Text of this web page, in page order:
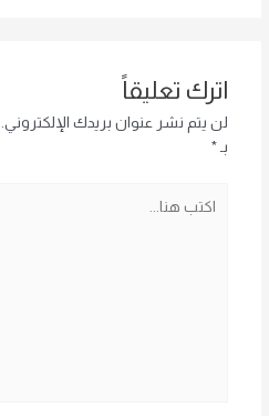
اترك تعليقاً
لن يتم نشر عنوان بريدك الإلكتروني.
بـ *